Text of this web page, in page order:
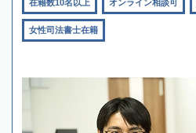
在籍数10名以上 オンライン相談可
女性司法書士在籍